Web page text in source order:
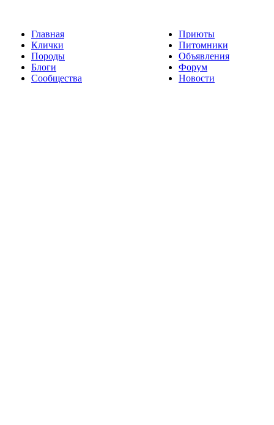
Главная
Клички
Породы
Блоги
Сообщества
Приюты
Питомники
Объявления
Форум
Новости